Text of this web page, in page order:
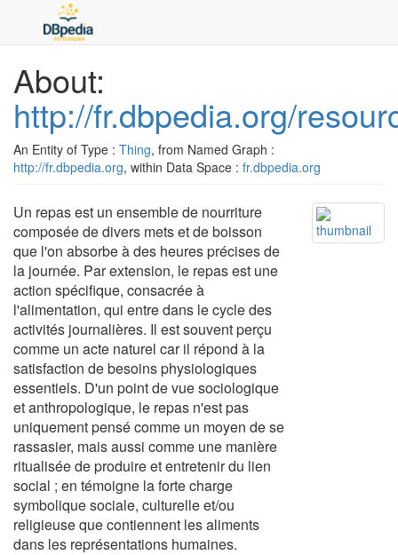
About:
http://fr.dbpedia.org/
An Entity of Type : Thing, from Named Graph :
http://fr.dbpedia.org, within Data Space : fr.dbpedia.org
Un repas est un ensemble de nourriture
composée de divers mets et de boisson
que l'on absorbe à des heures précises de
la journée. Par extension, le repas est une
action spécifique, consacrée à
l'alimentation, qui entre dans le cycle des
activités journalières. Il est souvent perçu
comme un acte naturel car il répond à la
satisfaction de besoins physiologiques
essentiels. D'un point de vue sociologique
et anthropologique, le repas n'est pas
uniquement pensé comme un moyen de se
rassasier, mais aussi comme une manière
ritualisée de produire et entretenir du lien
social ; en témoigne la forte charge
symbolique sociale, culturelle et/ou
religieuse que contiennent les aliments
dans les représentations humaines.